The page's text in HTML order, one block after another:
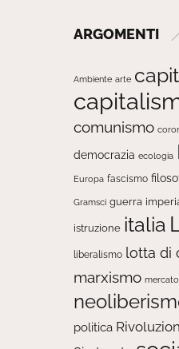
ARGOMENTI
Ambiente arte
comunismo
democrazia ecologia
Europa fascismo
Gramsci guerra
istruzione italia
liberalismo lotta di
marxismo mercato
politica